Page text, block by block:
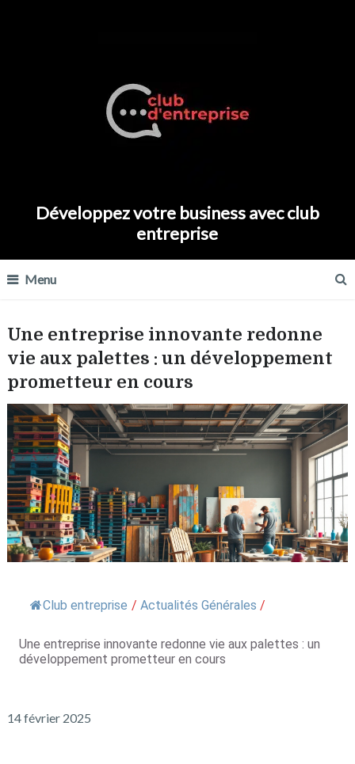
Développez votre business avec club
entreprise
Menu
Une entreprise innovante redonne
vie aux palettes : un développement
prometteur en cours
Club entreprise / Actualités Générales /
Une entreprise innovante redonne vie aux palettes : un
développement prometteur en cours
14 février 2025